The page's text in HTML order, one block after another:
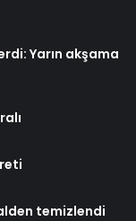
Yarın akşama
temizlendi